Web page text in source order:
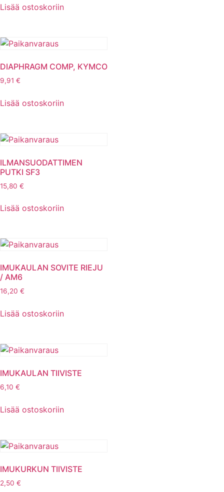
Lisää ostoskoriin
DIAPHRAGM COMP, KYMCO
9,91 €
Lisää ostoskoriin
ILMANSUODATTIMEN
PUTKI SF3
15,80 €
Lisää ostoskoriin
IMUKAULAN SOVITE RIEJU
/ AM6
16,20 €
Lisää ostoskoriin
IMUKAULAN TIIVISTE
6,10 €
Lisää ostoskoriin
IMUKURKUN TIIVISTE
2,50 €